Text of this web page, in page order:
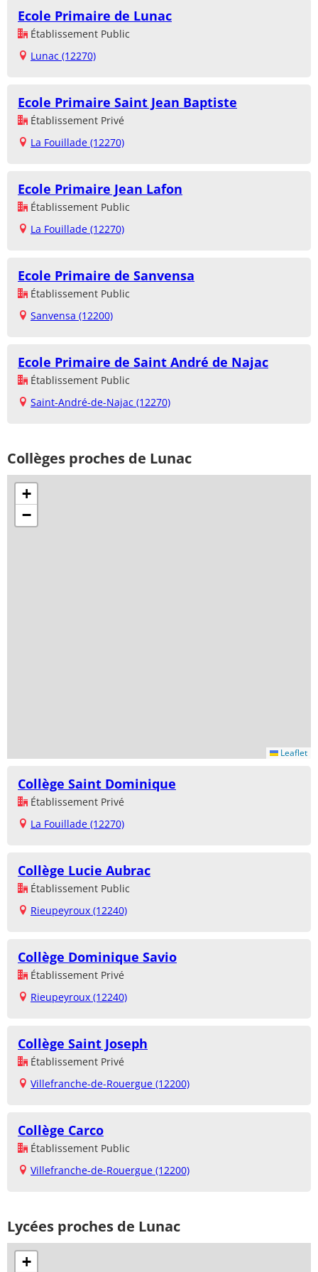
Ecole Primaire de Lunac
Établissement Public
Lunac (12270)
Ecole Primaire Saint Jean Baptiste
Établissement Privé
La Fouillade (12270)
Ecole Primaire Jean Lafon
Établissement Public
La Fouillade (12270)
Ecole Primaire de Sanvensa
Établissement Public
Sanvensa (12200)
Ecole Primaire de Saint André de Najac
Établissement Public
Saint-André-de-Najac (12270)
Collèges proches de Lunac
+
−
Leaflet
Collège Saint Dominique
Établissement Privé
La Fouillade (12270)
Collège Lucie Aubrac
Établissement Public
Rieupeyroux (12240)
Collège Dominique Savio
Établissement Privé
Rieupeyroux (12240)
Collège Saint Joseph
Établissement Privé
Villefranche-de-Rouergue (12200)
Collège Carco
Établissement Public
Villefranche-de-Rouergue (12200)
Lycées proches de Lunac
+